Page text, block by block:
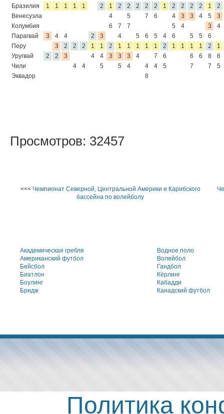
Бразилия
1 1 1 1 1 2 1 2 2 2 2 2 1 2 2 2 2 1
2
Венесуэла
4 5 7 6 4 3 3 4 5
3
Колумбия
6 7 7 5 4 3
4
Парагвай
3 4 4 2 3 4 5 6 5 4 6 5 5
6
Перу
3 2 2 2 1 1 2 1 1 1 1 1 2 1 1 1 1 2
1
Уругвай
2 2 3 4 4 3 3 3 4 7 6 6 6 8
6
Чили
4 4 5 5 4 4 4 5 7 7
5
Эквадор
8
Просмотров: 32457
<<< Чемпионат Северной, Центральной Америки и Карибского
бассейна по волейболу
Академическая гребля
Американский футбол
Бейсбол
Биатлон
Боулинг
Бридж
Водное поло
Волейбол
Гандбол
Кёрлинг
Кабадди
Канадский футбол
Политика